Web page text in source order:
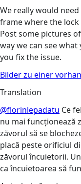
We really would
frame where the lock
Post some pictures
way we can see
you fix the issue.
Bilder zu einer
Translation
@florinlepadatu Ce
nu mai funcționează
zăvorul să se
placă peste orificiul
zăvorul încuietorii.
ca încuietoarea să